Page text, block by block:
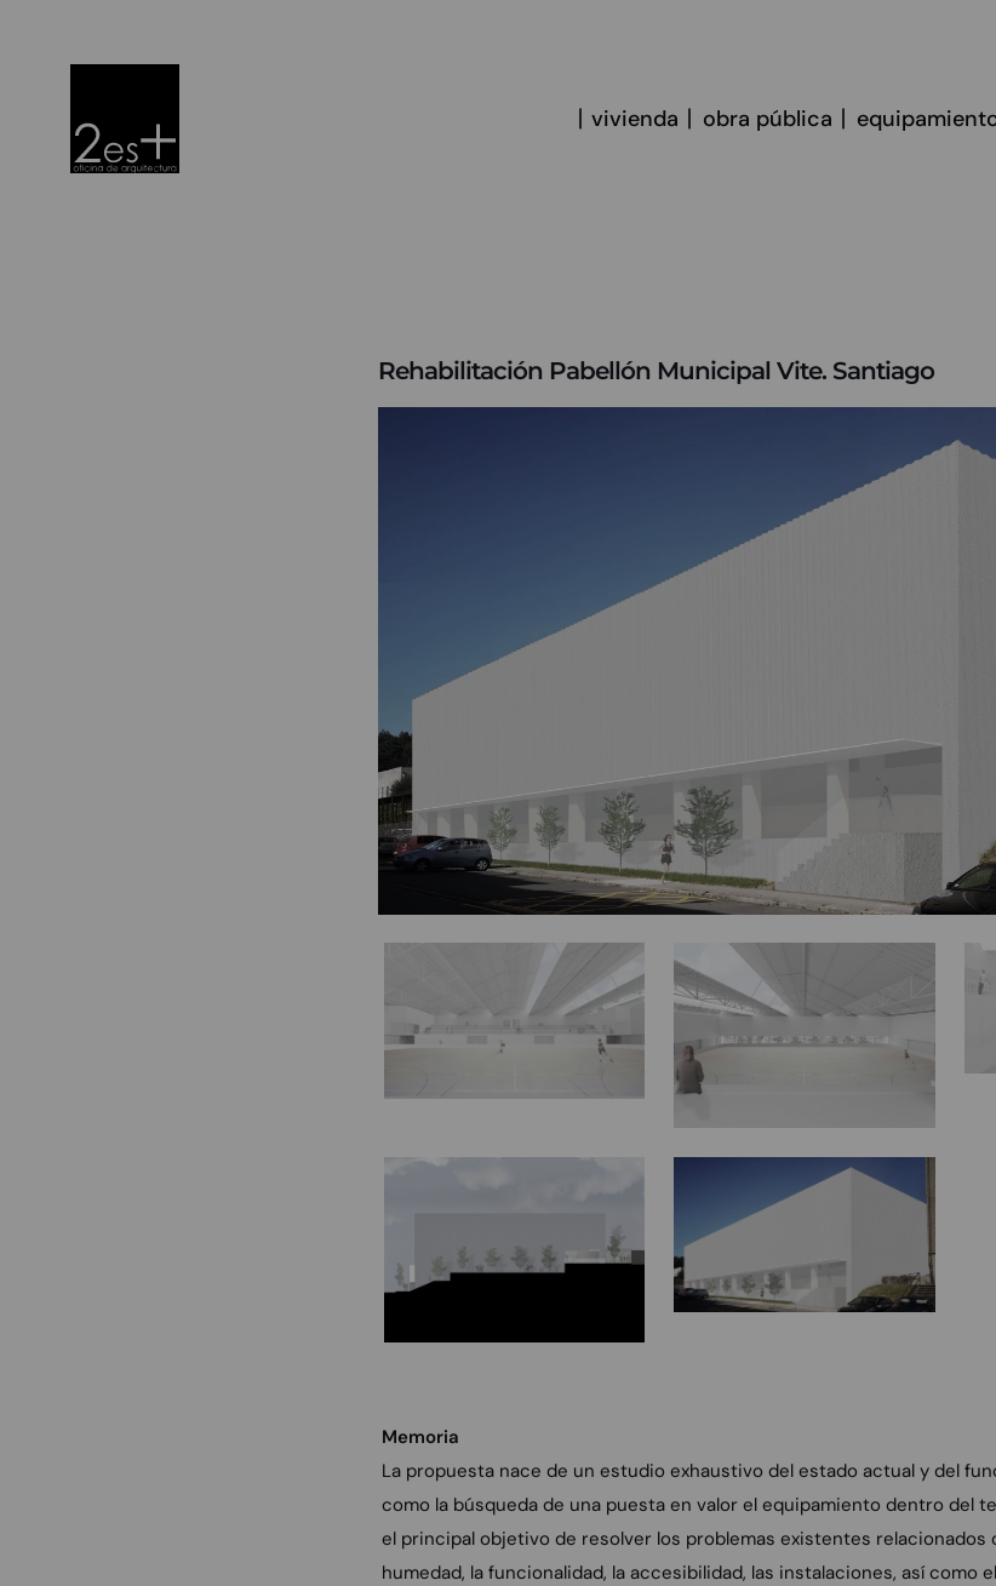
vivienda obra pública
Rehabilitación Pabellón Municipal Vite. Santiago
Memoria
La propuesta nace de un estudio exhaustivo del estado actual y del
como la búsqueda de una puesta en valor el equipamiento dentro del
el principal objetivo de resolver los problemas existentes relacionados
humedad, la funcionalidad, la accesibilidad, las instalaciones, así como